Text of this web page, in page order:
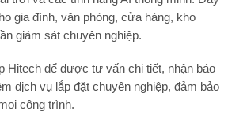
gia đình, văn phòng, cửa hàng, kho
giám sát chuyên nghiệp.
Hitech để được tư vấn chi tiết, nhận báo
dịch vụ lắp đặt chuyên nghiệp, đảm bảo
công trình.